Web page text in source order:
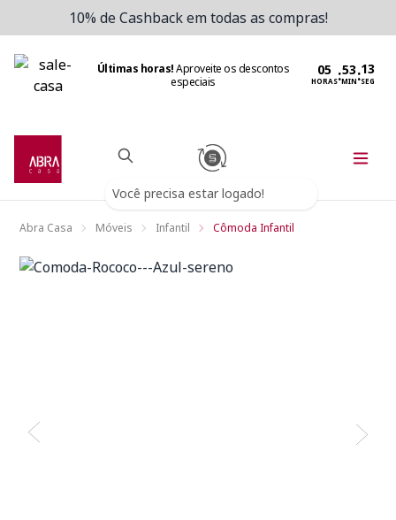
10% de Cashback em todas as compras!
Últimas horas!Aproveite os descontos
especiais
HORAS:MIN:SEG
Você precisa estar logado!
Abra Casa Móveis Infantil Cômoda Infantil